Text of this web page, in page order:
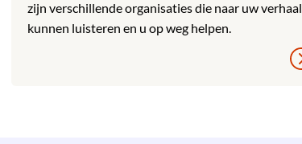
zijn verschillende organisaties die naar uw verhaal
kunnen luisteren en u op weg helpen.